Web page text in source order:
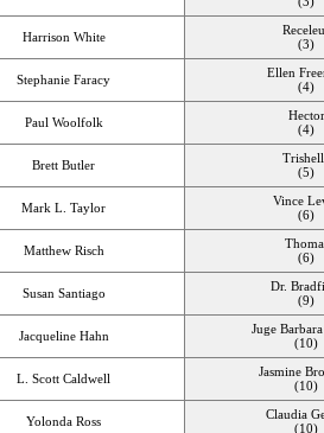
Harrison White
(3)
Stephanie Faracy
Ellen
(4)
Paul Woolfolk
Hector
(4)
Brett Butler
(5)
Mark L. Taylor
Vince
(6)
Matthew Risch
(6)
Susan Santiago
Dr.
(9)
Jacqueline Hahn
Juge
(10)
L. Scott Caldwell
Jasmine
(10)
Yolonda Ross
Claudia
(10)